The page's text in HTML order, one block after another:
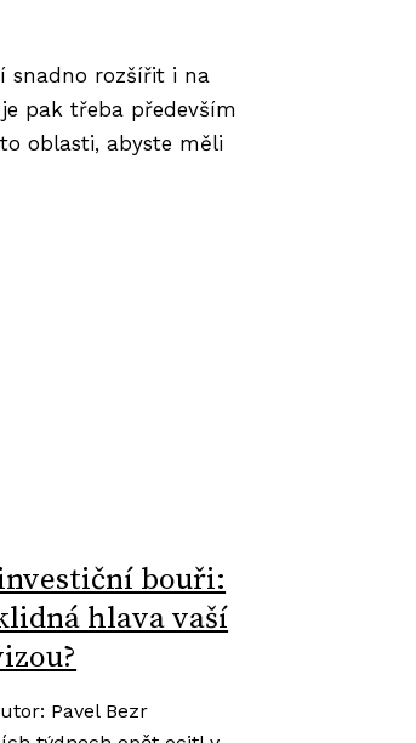
snadno rozšířit i na
pak třeba především
oblasti, abyste měli
bouři:
hlava vaší
: Pavel Bezr